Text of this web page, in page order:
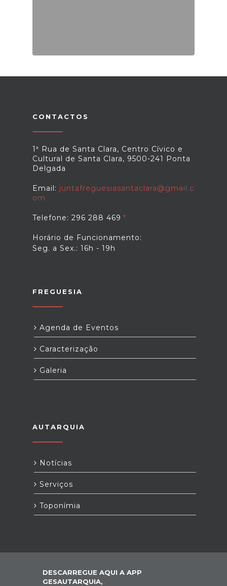
CONTACTOS
1ª Rua de Santa Clara, Centro Cívico e
Cultural de Santa Clara, 9500-241 Ponta
Delgada
Email: juntafreguesiasantaclara@gmail.c
om
Telefone: 296 288 469
Horário de Funcionamento:
Seg. a Sex.: 16h - 19h
FREGUESIA
Agenda de Eventos
Caracterização
Galeria
AUTARQUIA
Notícias
Serviços
Toponímia
DESCARREGUE AQUI A APP
GESAUTARQUIA,